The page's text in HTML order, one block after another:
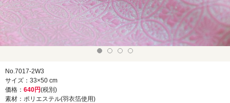
No.7017-2W3
サイズ：33×50 cm
価格： 640円(税別)
素材：ポリエステル(羽衣箔使用)